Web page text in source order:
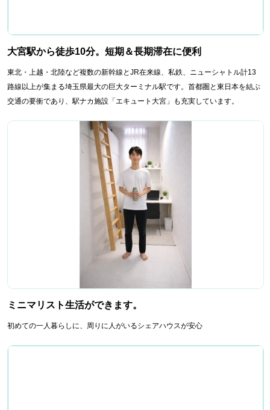
大宮駅から徒歩10分。短期＆長期滞在に便利
東北・上越・北陸など複数の新幹線とJR在来線、私鉄、ニューシャトル計13
路線以上が集まる埼玉県最大の巨大ターミナル駅です。首都圏と東日本を結ぶ
交通の要衝であり、駅ナカ施設「エキュート大宮」も充実しています。
ミニマリスト生活ができます。
初めての一人暮らしに、周りに人がいるシェアハウスが安心